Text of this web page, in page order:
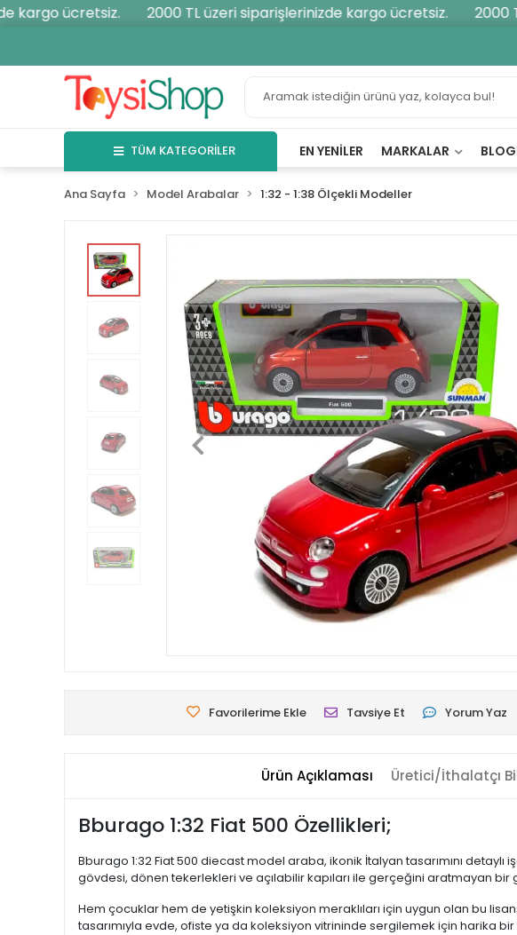
ücretsiz. 2000 TL üzeri siparişlerinizde kargo ücretsiz. 2000
TÜM KATEGORİLER EN YENILER MARKALAR
Ana Sayfa Model Arabalar 1:32 - 1:38 Ölçekli Modeller
Favorilerime Ekle Tavsiye Et Yorum Yaz
Ürün Açıklaması Üretici/İthalatçı
Bburago 1:32 Fiat 500 Özellikleri;
Bburago 1:32 Fiat 500 diecast model araba, ikonik İtalyan tasarımını
gövdesi, dönen tekerlekleri ve açılabilir kapıları ile gerçeğini aratmayan bir
Hem çocuklar hem de yetişkin koleksiyon meraklıları için uygun olan bu
tasarımıyla evde, ofiste ya da koleksiyon vitrininde sergilemek için harika